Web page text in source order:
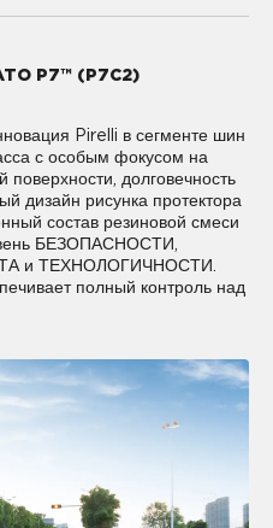
P7™ (P7C2)
Pirelli в сегменте шин
с особым фокусом на
долговечность
дизайн рисунка протектора
состав резиновой смеси
БЕЗОПАСНОСТИ,
и ТЕХНОЛОГИЧНОСТИ.
полный контроль над